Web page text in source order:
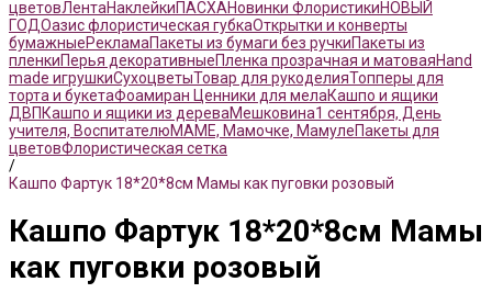
цветовЛентаНаклейкиПАСХАНовинки ФлористикиНОВЫЙ
ГОДОазис флористическая губкаОткрытки и конверты
бумажныеРекламаПакеты из бумаги без ручкиПакеты из
пленкиПерья декоративныеПленка прозрачная и матоваяHand
made игрушкиСухоцветыТовар для рукоделияТопперы для
торта и букетаФоамиран Ценники для мелаКашпо и ящики
ДВП Кашпо и ящики из дереваМешковина1 сентября, День
учителя, ВоспитателюМАМЕ, Мамочке, МамулеПакеты для
цветовФлористическая сетка
/
Кашпо Фартук 18*20*8см Мамы как пуговки розовый
Кашпо Фартук 18*20*8см Мамы
как пуговки розовый